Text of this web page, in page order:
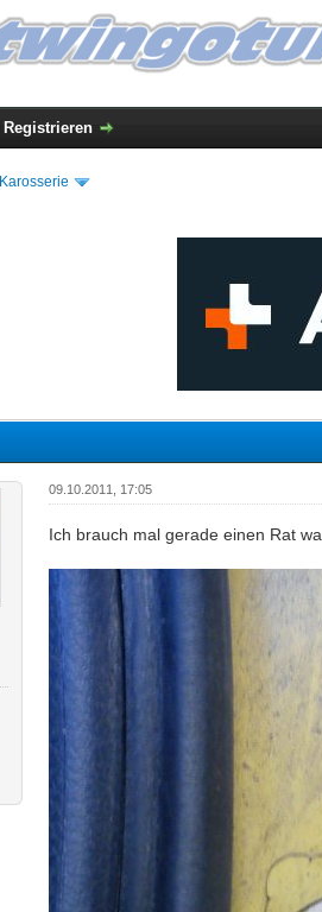
Registrieren
Karosserie
09.10.2011, 17:05
Ich brauch mal gerade einen Rat